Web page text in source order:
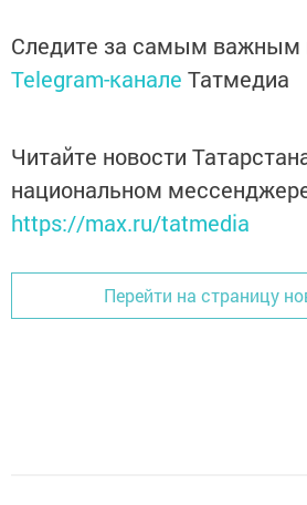
Следите за самым важным
Telegram-канале Татмедиа
Читайте новости
национальном
https://max.ru/tatmedia
Перейти на страницу